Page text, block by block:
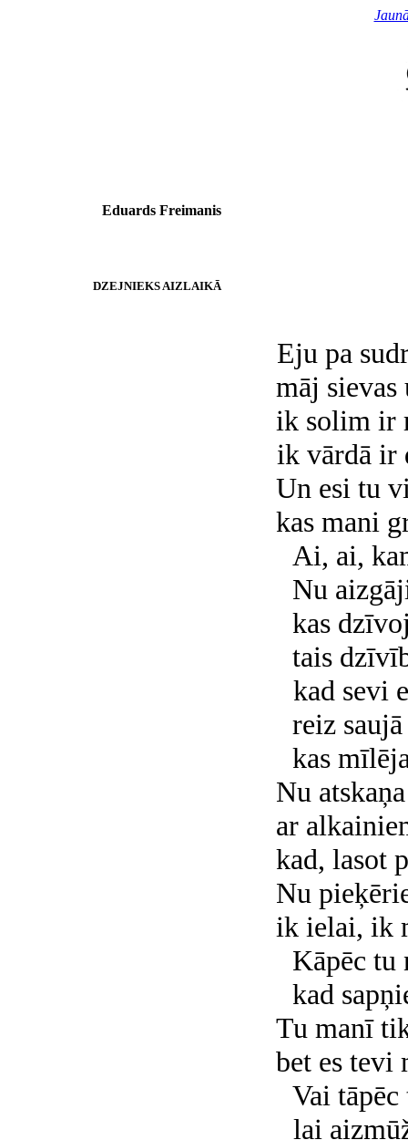
Eduards Freimanis
DZEJNIEKS AIZLAIKĀ
Eju pa
māj sievas
ik solim ir
ik vārdā ir
Un esi tu
kas mani
Ai, ai,
Nu
kas
tais
kad sevi
reiz
kas
Nu
ar
kad, lasot
Nu
ik ielai, ik
Kāpēc tu
kad
Tu manī
bet es tevi
Vai
lai